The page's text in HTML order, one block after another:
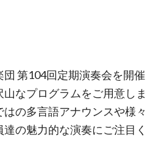
第104回定期演奏会を開催
なプログラムをご用意しま
の多言語アナウンスや様々
の魅力的な演奏にご注目く